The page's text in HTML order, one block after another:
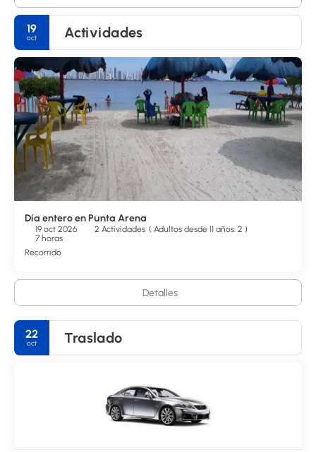
19
oct Actividades
Día entero en Punta Arena
19 oct 2026 2 Actividades ( Adultos desde 11 años: 2 )
7 horas
Recorrido
Detalles
22
oct Traslado